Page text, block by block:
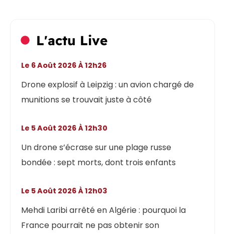
L'actu Live
Drone explosif à Leipzig : un avion chargé de
munitions se trouvait juste à côté
Le 6 Août 2026 À 12h26
Un drone s’écrase sur une plage russe
bondée : sept morts, dont trois enfants
Le 5 Août 2026 À 12h30
Mehdi Laribi arrêté en Algérie : pourquoi la
France pourrait ne pas obtenir son
Le 5 Août 2026 À 12h03